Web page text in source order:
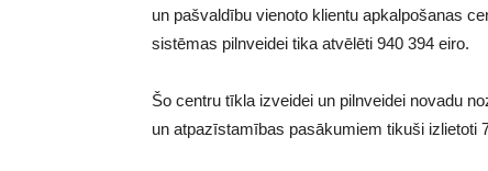
un pašvaldību vienoto klientu apkalpošanas
sistēmas pilnveidei tika atvēlēti 940 394 eiro.
Šo centru tīkla izveidei un pilnveidei novadu
un atpazīstamības pasākumiem tikuši izlietoti